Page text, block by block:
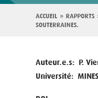
Fil
ACCUEIL RAPPORTS
SOUTERRAINES.
Auteur.e.s
P.
Université